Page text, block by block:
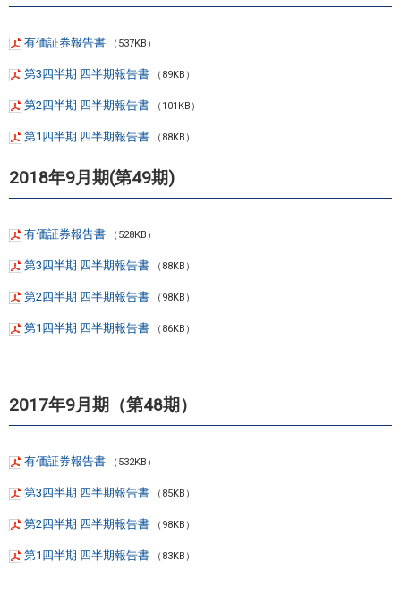
有価証券報告書 （537KB）
第3四半期 四半期報告書 （89KB）
第2四半期 四半期報告書 （101KB）
第1四半期 四半期報告書 （88KB）
2018年9月期(第49期)
有価証券報告書 （528KB）
第3四半期 四半期報告書 （88KB）
第2四半期 四半期報告書 （98KB）
第1四半期 四半期報告書 （86KB）
2017年9月期（第48期）
有価証券報告書 （532KB）
第3四半期 四半期報告書 （85KB）
第2四半期 四半期報告書 （98KB）
第1四半期 四半期報告書 （83KB）